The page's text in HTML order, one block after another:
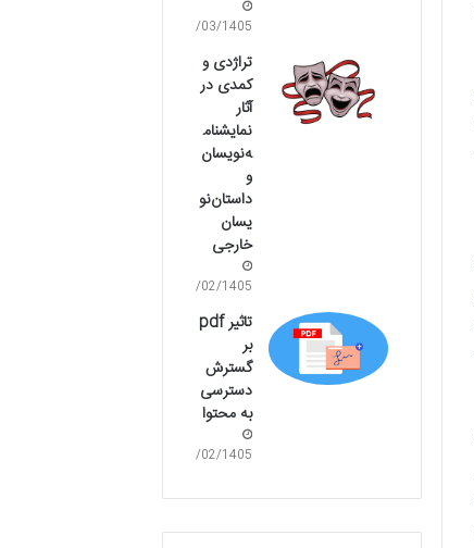
05/03/1405
تراژدی و
کمدی در
آثار
نمایشنام
ه‌نویسان
و
داستان‌نو
یسان
خارجی
31/02/1405
تاثیر pdf
بر
گسترش
دسترسی
به محتوا
25/02/1405